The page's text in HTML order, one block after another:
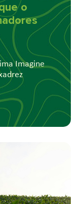
o
Imagine